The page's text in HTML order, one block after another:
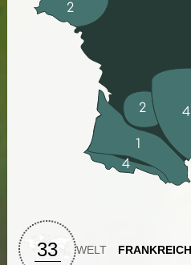
4
2
2 4
1
33 WELT FRANKREICH